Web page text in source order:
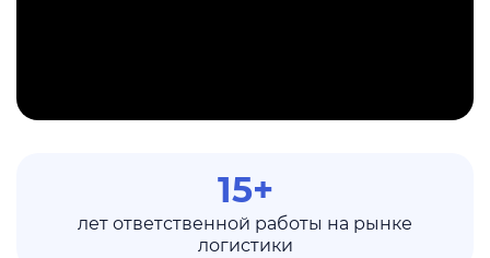
15+
лет ответственной работы на рынке
логистики